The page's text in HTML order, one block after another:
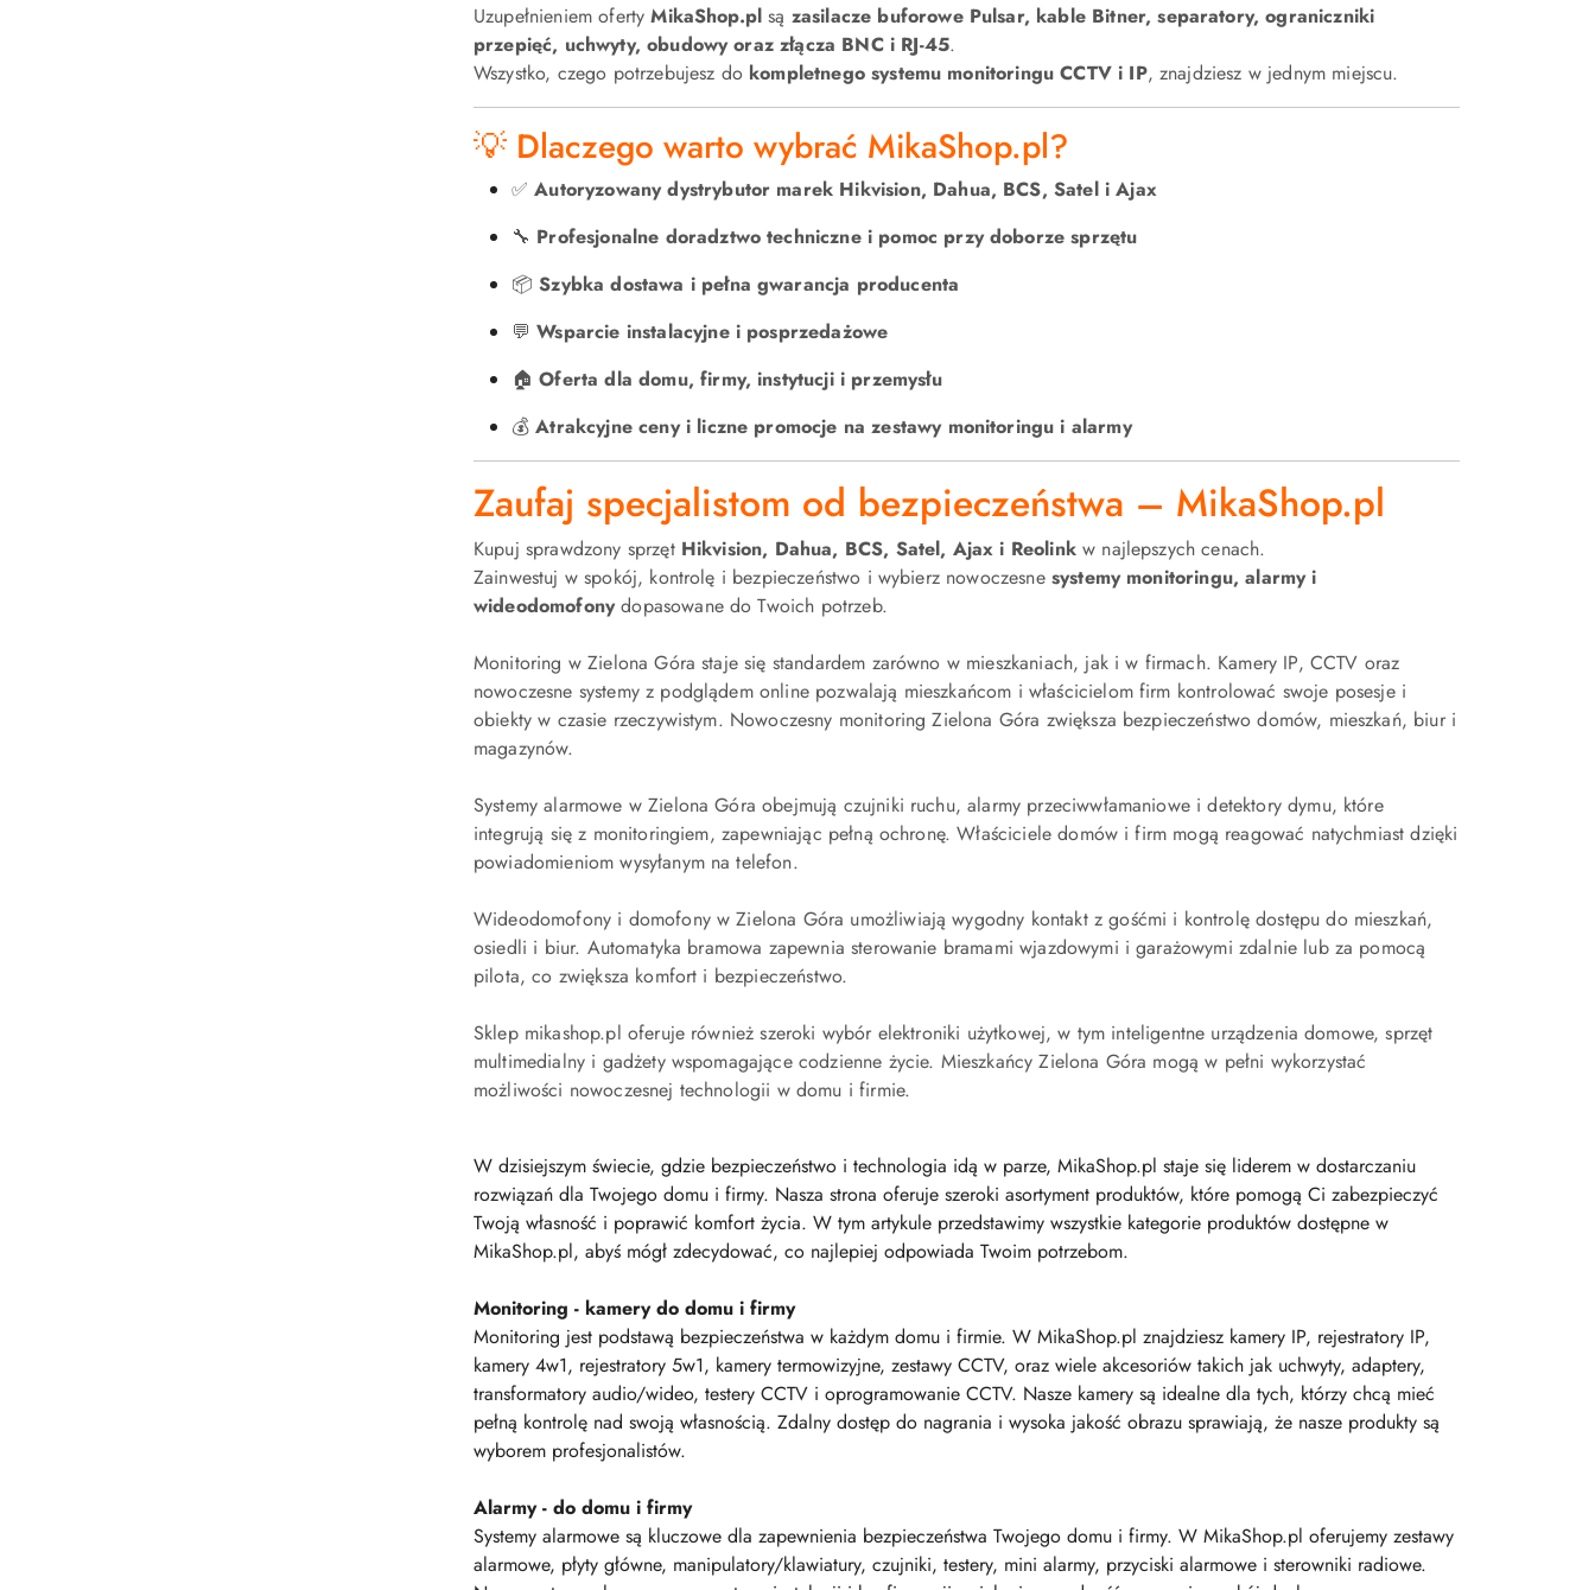
Uzupełnieniem ofertyMikaShop.pl są zasilacze buforowe Pulsar, kable Bitner, separatory, ograniczniki
przepięć, uchwyty, obudowy oraz złącza BNC i RJ-45.
Wszystko, czego potrzebujesz do kompletnego systemu monitoringu CCTV i IP, znajdziesz w jednym miejscu.
💡 Dlaczego warto wybrać MikaShop.pl?
✅Autoryzowany dystrybutor marek Hikvision, Dahua, BCS, Satel i Ajax
🔧 Profesjonalne doradztwo techniczne i pomoc przy doborze sprzętu
📦Szybka dostawa i pełna gwarancja producenta
💬Wsparcie instalacyjne i posprzedażowe
🏠Oferta dla domu, firmy, instytucji i przemysłu
💰Atrakcyjne ceny i liczne promocje na zestawy monitoringu i alarmy
Zaufaj specjalistom od bezpieczeństwa – MikaShop.pl
Kupuj sprawdzony sprzęt Hikvision, Dahua, BCS, Satel, Ajax i Reolinkw najlepszych cenach.
Zainwestuj w spokój, kontrolę i bezpieczeństwo i wybierz nowoczesne systemy monitoringu, alarmy i
wideodomofonydopasowane do Twoich potrzeb.
Monitoring w Zielona Góra staje się standardem zarówno w mieszkaniach, jak i w firmach. Kamery IP, CCTV oraz
nowoczesne systemy z podglądem online pozwalają mieszkańcom i właścicielom firm kontrolować swoje posesje i
obiekty w czasie rzeczywistym. Nowoczesny monitoring Zielona Góra zwiększa bezpieczeństwo domów, mieszkań, biur i
magazynów.
Systemy alarmowe w Zielona Góra obejmują czujniki ruchu, alarmy przeciwwłamaniowe i detektory dymu, które
integrują się z monitoringiem, zapewniając pełną ochronę. Właściciele domów i firm mogą reagować natychmiast dzięki
powiadomieniom wysyłanym na telefon.
Wideodomofony i domofony w Zielona Góra umożliwiają wygodny kontakt z gośćmi i kontrolę dostępu do mieszkań,
osiedli i biur. Automatyka bramowa zapewnia sterowanie bramami wjazdowymi i garażowymi zdalnie lub za pomocą
pilota, co zwiększa komfort i bezpieczeństwo.
Sklep mikashop.pl oferuje również szeroki wybór elektroniki użytkowej, w tym inteligentne urządzenia domowe, sprzęt
multimedialny i gadżety wspomagające codzienne życie. Mieszkańcy Zielona Góra mogą w pełni wykorzystać
możliwości nowoczesnej technologii w domu i firmie.
W dzisiejszym świecie, gdzie bezpieczeństwo i technologia idą w parze, MikaShop.pl staje się liderem w dostarczaniu
rozwiązań dla Twojego domu i firmy. Nasza strona oferuje szeroki asortyment produktów, które pomogą Ci zabezpieczyć
Twoją własność i poprawić komfort życia. W tym artykule przedstawimy wszystkie kategorie produktów dostępne w
MikaShop.pl, abyś mógł zdecydować, co najlepiej odpowiada Twoim potrzebom.
Monitoring - kamery do domu i firmy
Monitoring jest podstawą bezpieczeństwa w każdym domu i firmie. W MikaShop.pl znajdziesz kamery IP, rejestratory IP,
kamery 4w1, rejestratory 5w1, kamery termowizyjne, zestawy CCTV, oraz wiele akcesoriów takich jak uchwyty, adaptery,
transformatory audio/wideo, testery CCTV i oprogramowanie CCTV. Nasze kamery są idealne dla tych, którzy chcą mieć
pełną kontrolę nad swoją własnością. Zdalny dostęp do nagrania i wysoka jakość obrazu sprawiają, że nasze produkty są
wyborem profesjonalistów.
Alarmy - do domu i firmy
Systemy alarmowe są kluczowe dla zapewnienia bezpieczeństwa Twojego domu i firmy. W MikaShop.pl oferujemy zestawy
alarmowe, płyty główne, manipulatory/klawiatury, czujniki, testery, mini alarmy, przyciski alarmowe i sterowniki radiowe.